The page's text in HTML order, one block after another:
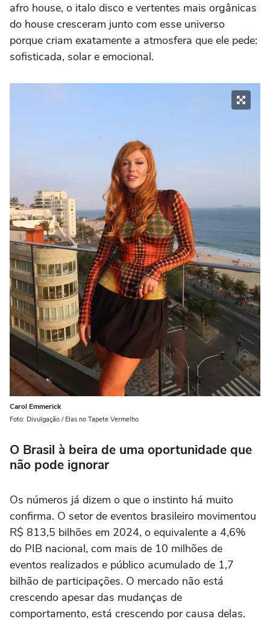
afro house, o italo disco e vertentes mais orgânicas
do house cresceram junto com esse universo
porque criam exatamente a atmosfera que ele pede:
sofisticada, solar e emocional.
Carol Emmerick
Foto: Divulgação / Elas no Tapete Vermelho
O Brasil à beira de uma oportunidade que
não pode ignorar
Os números já dizem o que o instinto há muito
confirma. O setor de eventos brasileiro movimentou
R$ 813,5 bilhões em 2024, o equivalente a 4,6%
do PIB nacional, com mais de 10 milhões de
eventos realizados e público acumulado de 1,7
bilhão de participações. O mercado não está
crescendo apesar das mudanças de
comportamento, está crescendo por causa delas.